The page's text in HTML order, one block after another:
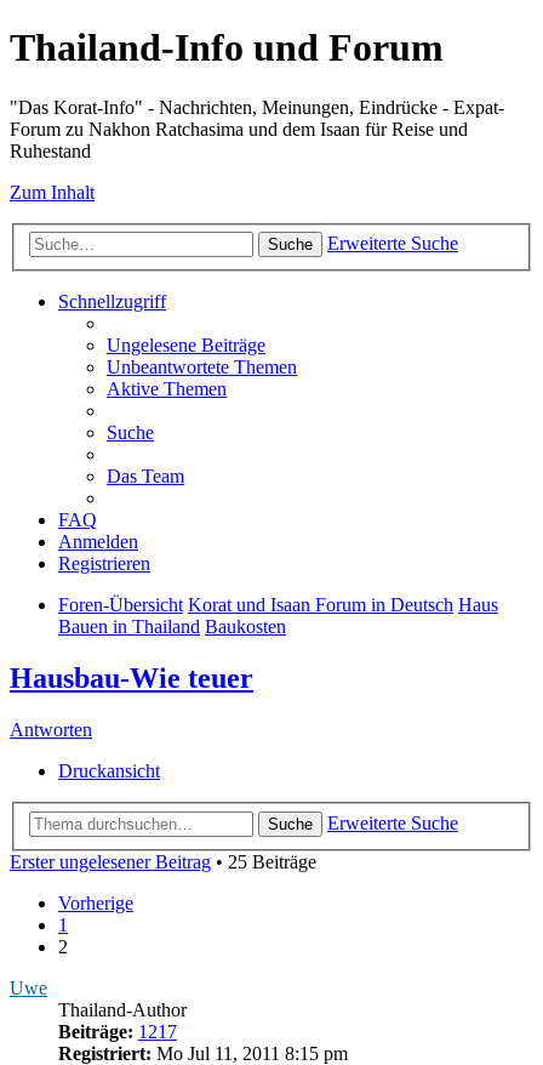
Thailand-Info und Forum
"Das Korat-Info" - Nachrichten, Meinungen, Eindrücke - Expat-
Forum zu Nakhon Ratchasima und dem Isaan für Reise und
Ruhestand
Zum Inhalt
Suche Erweiterte Suche
Schnellzugriff
Ungelesene Beiträge
Unbeantwortete Themen
Aktive Themen
Suche
Das Team
FAQ
Anmelden
Registrieren
Foren-Übersicht Korat und Isaan Forum in Deutsch Haus
Bauen in Thailand Baukosten
Hausbau-Wie teuer
Antworten
Druckansicht
Suche
Erweiterte Suche
Erster ungelesener Beitrag • 25 Beiträge
Vorherige
1
2
Uwe
Thailand-Author
Beiträge: 1217
Registriert: Mo Jul 11, 2011 8:15 pm